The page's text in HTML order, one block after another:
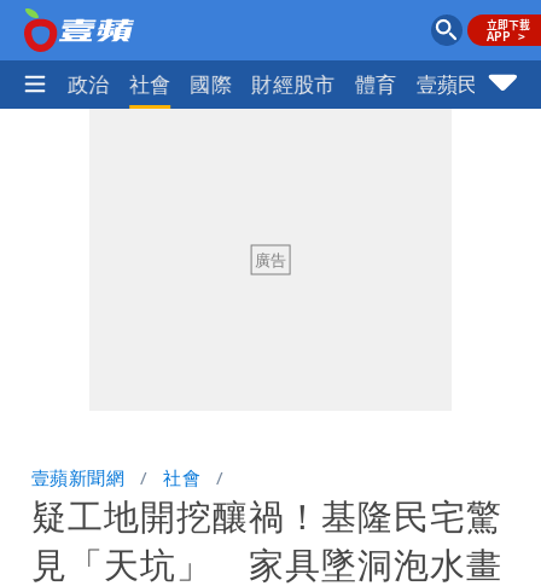
生活 政治 社會 國際 財經股市 體育 壹蘋民調
壹蘋新聞網 社會
疑工地開挖釀禍！基隆民宅驚
見「天坑」 家具墜洞泡水畫